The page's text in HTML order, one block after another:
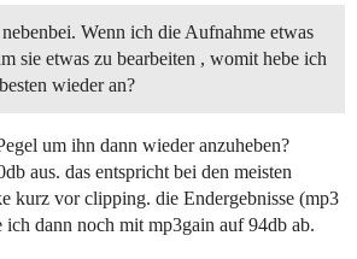
Wenn ich die Aufnahme etwas
sie etwas zu bearbeiten , womit hebe ich
wieder an?
um ihn dann wieder anzuheben?
aus. das entspricht bei den meisten
kurz vor clipping. die Endergebnisse (mp3
dann noch mit mp3gain auf 94db ab.